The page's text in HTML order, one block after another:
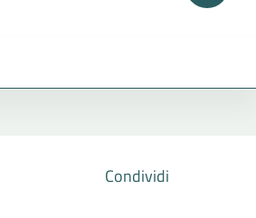
Condividi